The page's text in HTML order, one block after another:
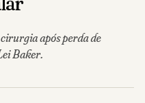
após perda de
Baker.